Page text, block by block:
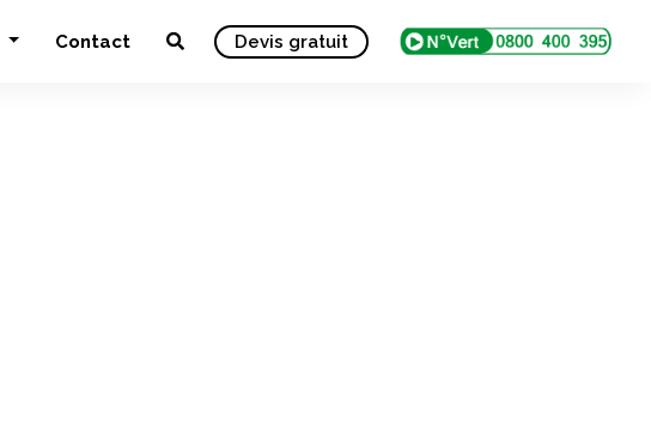
Contact Devis gratuit